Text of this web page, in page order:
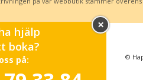
fri entré till hotellets lilla
relaxrum med liggstolar,
kl. 8.00-20.00).
×
hjälp
boka?
på:
©